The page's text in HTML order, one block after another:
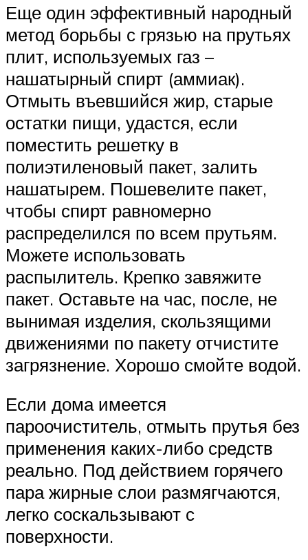
Еще один эффективный народный
метод борьбы с грязью на прутьях
плит, используемых газ –
нашатырный спирт (аммиак).
Отмыть въевшийся жир, старые
остатки пищи, удастся, если
поместить решетку в
полиэтиленовый пакет, залить
нашатырем. Пошевелите пакет,
чтобы спирт равномерно
распределился по всем прутьям.
Можете использовать
распылитель. Крепко завяжите
пакет. Оставьте на час, после, не
вынимая изделия, скользящими
движениями по пакету отчистите
загрязнение. Хорошо смойте водой.
Если дома имеется
пароочиститель, отмыть прутья без
применения каких-либо средств
реально. Под действием горячего
пара жирные слои размягчаются,
легко соскальзывают с
поверхности.